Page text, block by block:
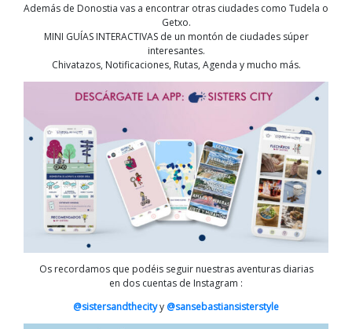
Además de Donostia vas a encontrar otras ciudades como Tudela o
Getxo.
MINI GUÍAS INTERACTIVAS de un montón de ciudades súper
interesantes.
Chivatazos, Notificaciones, Rutas, Agenda y mucho más.
Os recordamos que podéis seguir nuestras aventuras diarias
en dos cuentas de Instagram :
@sistersandthecityy @sansebastiansisterstyle